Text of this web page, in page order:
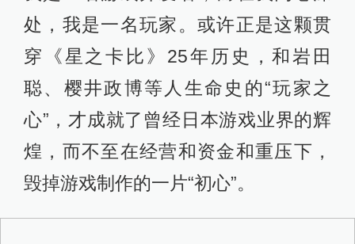
处，我是一名玩家。或许正是这颗贯
穿《星之卡比》25年历史，和岩田
聪、樱井政博等人生命史的“玩家之
心”，才成就了曾经日本游戏业界的辉
煌，而不至在经营和资金和重压下，
毁掉游戏制作的一片“初心”。